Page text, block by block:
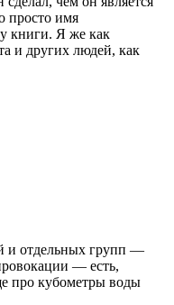
просто имя
книги. Я же как
и других людей, как
и отдельных групп —
— есть,
про кубометры воды